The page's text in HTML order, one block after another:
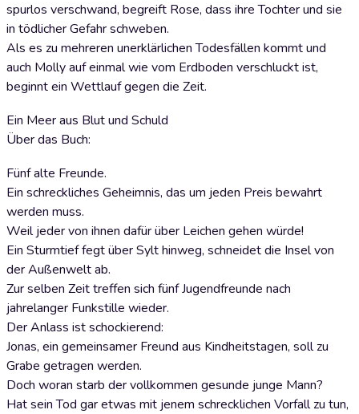
spurlos verschwand, begreift Rose, dass ihre Tochter und sie
in tödlicher Gefahr schweben.
Als es zu mehreren unerklärlichen Todesfällen kommt und
auch Molly auf einmal wie vom Erdboden verschluckt ist,
beginnt ein Wettlauf gegen die Zeit.
Ein Meer aus Blut und Schuld
Über das Buch:
Fünf alte Freunde.
Ein schreckliches Geheimnis, das um jeden Preis bewahrt
werden muss.
Weil jeder von ihnen dafür über Leichen gehen würde!
Ein Sturmtief fegt über Sylt hinweg, schneidet die Insel von
der Außenwelt ab.
Zur selben Zeit treffen sich fünf Jugendfreunde nach
jahrelanger Funkstille wieder.
Der Anlass ist schockierend:
Jonas, ein gemeinsamer Freund aus Kindheitstagen, soll zu
Grabe getragen werden.
Doch woran starb der vollkommen gesunde junge Mann?
Hat sein Tod gar etwas mit jenem schrecklichen Vorfall zu tun,